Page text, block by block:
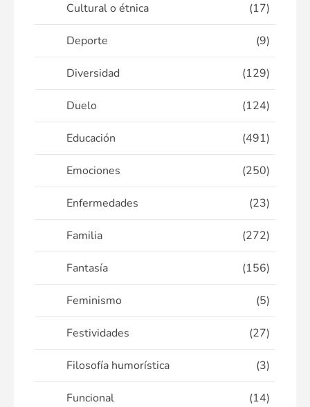
Cultural o étnica (17)
Deporte (9)
Diversidad (129)
Duelo (124)
Educación (491)
Emociones (250)
Enfermedades (23)
Familia (272)
Fantasía (156)
Feminismo (5)
Festividades (27)
Filosofía humorística (3)
Funcional (14)